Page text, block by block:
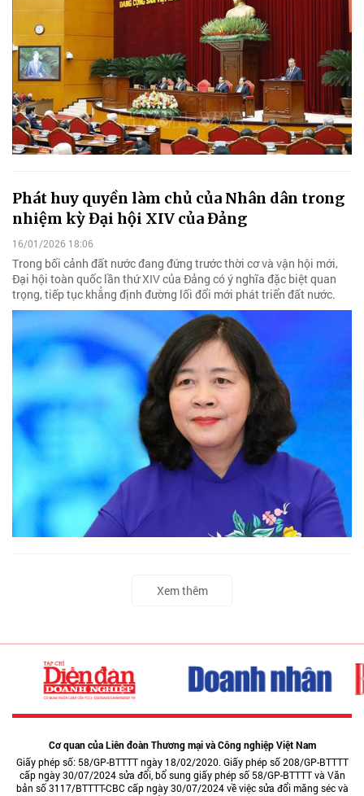
Phát huy quyền làm chủ của Nhân dân trong
nhiệm kỳ Đại hội XIV của Đảng
16/01/2026 18:06
Trong bối cảnh đất nước đang đứng trước thời cơ và vận hội mới,
Đại hội toàn quốc lần thứ XIV của Đảng có ý nghĩa đặc biệt quan
trọng, tiếp tục khẳng định đường lối đổi mới phát triển đất nước.
Xem thêm
Cơ quan của Liên đoàn Thương mại và Công nghiệp Việt Nam
Giấy phép số: 58/GP-BTTTT ngày 18/02/2020. Giấy phép số 208/GP-BTTTT
cấp ngày 30/07/2024 sửa đổi, bổ sung giấy phép số 58/GP-BTTTT và Văn
bản số 3117/BTTTT-CBC cấp ngày 30/07/2024 về việc sửa đổi măng séc và